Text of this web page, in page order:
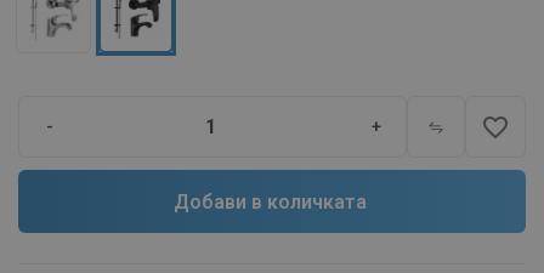
- + favorite_border
Добави в количката